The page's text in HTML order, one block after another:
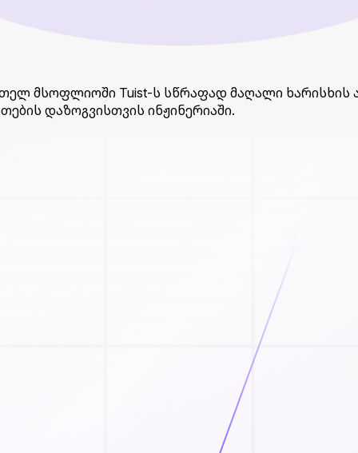
მსოფლიოში Tuist-ს სწრაფად მაღალი ხარისხის
დაზოგვისთვის ინჟინერიაში.